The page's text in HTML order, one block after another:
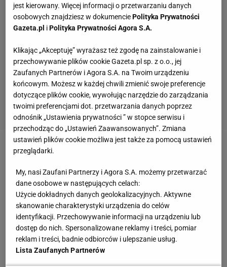
Na tym zdjęciu doskonale widać jak Patryk wyglądał
kiedyś. Zobaczcie niżej jak jest teraz.
jest kierowany. Więcej informacji o przetwarzaniu danych
osobowych znajdziesz w dokumencie Polityka Prywatności
Gazeta.pl i Polityka Prywatności Agora S.A.
Klikając „Akceptuję” wyrażasz też zgodę na zainstalowanie i
przechowywanie plików cookie Gazeta.pl sp. z o.o., jej
Zaufanych Partnerów i Agora S.A. na Twoim urządzeniu
końcowym. Możesz w każdej chwili zmienić swoje preferencje
dotyczące plików cookie, wywołując narzędzie do zarządzania
twoimi preferencjami dot. przetwarzania danych poprzez
odnośnik „Ustawienia prywatności ” w stopce serwisu i
przechodząc do „Ustawień Zaawansowanych”. Zmiana
ustawień plików cookie możliwa jest także za pomocą ustawień
przeglądarki.
My, nasi Zaufani Partnerzy i Agora S.A. możemy przetwarzać
dane osobowe w następujących celach:
Użycie dokładnych danych geolokalizacyjnych. Aktywne
skanowanie charakterystyki urządzenia do celów
identyfikacji. Przechowywanie informacji na urządzeniu lub
dostęp do nich. Spersonalizowane reklamy i treści, pomiar
reklam i treści, badnie odbiorców i ulepszanie usług.
Lista Zaufanych Partnerów